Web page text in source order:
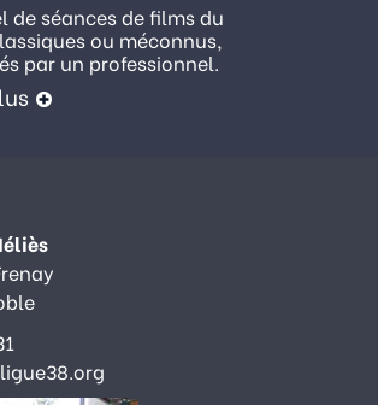
de séances de films du
ou méconnus,
par un professionnel.